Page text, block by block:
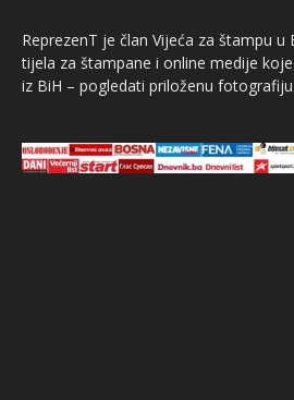
ReprezenT je član Vijeća za štampu
tijela za štampane i online medije
iz BiH – pogledati priloženu fotografiju.